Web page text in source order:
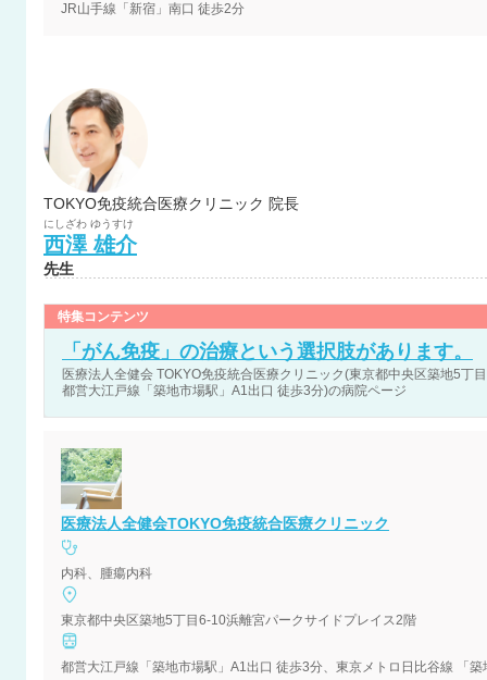
JR山手線「新宿」南口 徒歩2分
TOKYO免疫統合医療クリニック 院長
にしざわ ゆうすけ
西澤 雄介
先生
特集コンテンツ
「がん免疫」の治療という選択肢があります。
医療法人全健会 TOKYO免疫統合医療クリニック(東京都中央区築地5丁
都営大江戸線「築地市場駅」A1出口 徒歩3分)の病院ページ
医療法人全健会TOKYO免疫統合医療クリニック
内科、腫瘍内科
東京都中央区築地5丁目6-10浜離宮パークサイドプレイス2階
都営大江戸線「築地市場駅」A1出口 徒歩3分、東京メトロ⽇⽐⾕線 「